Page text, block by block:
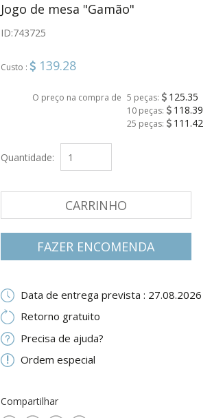
Jogo de mesa "Gamão"
ID:743725
Custo : 139.28
O preço na compra de 5 peças: 125.35
10 peças: 118.39
25 peças: 111.42
Quantidade:
CARRINHO
FAZER ENCOMENDA
Data de entrega prevista : 27.08.2026
Retorno gratuito
Precisa de ajuda?
Ordem especial
Compartilhar